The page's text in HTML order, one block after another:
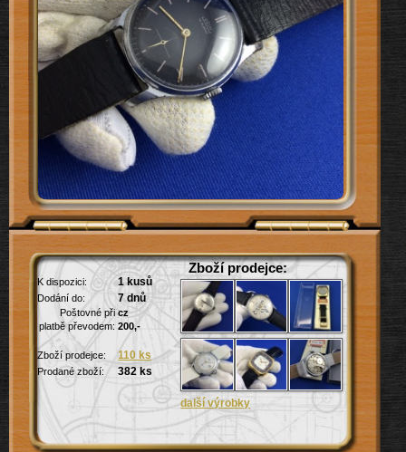
K dispozici: 1 kusů
7 dnů
Poštovné při cz
platbě převodem:
200,-
Zboží prodejce: